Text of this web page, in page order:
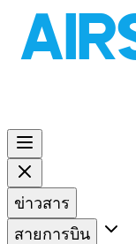
ข่าวสาร
สายการบิน